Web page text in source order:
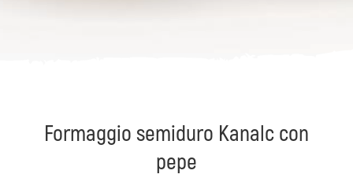
Formaggio semiduro Kanalc con
pepe